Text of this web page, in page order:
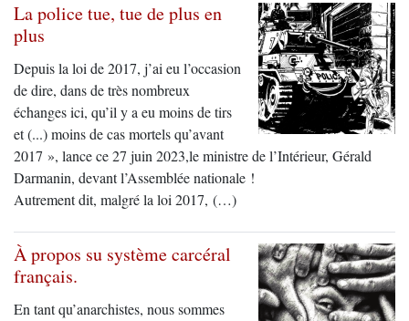
La police tue, tue de plus en
plus
Depuis la loi de 2017, j’ai eu l’occasion
de dire, dans de très nombreux
échanges ici, qu’il y a eu moins de tirs
et (...) moins de cas mortels qu’avant
2017 », lance ce 27 juin 2023,le ministre de l’Intérieur, Gérald
Darmanin, devant l’Assemblée nationale !
Autrement dit, malgré la loi 2017, (…)
À propos su système carcéral
français.
En tant qu’anarchistes, nous sommes